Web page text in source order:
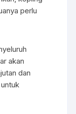
perlu
akan
dan